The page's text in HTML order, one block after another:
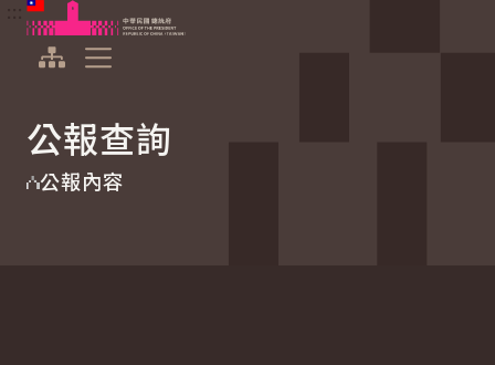
跳到主要內容
中華民國總統府
公報查詢
公報內容